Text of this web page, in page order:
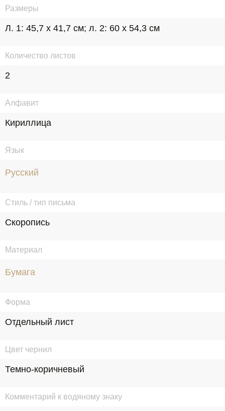
Размеры
Л. 1: 45,7 х 41,7 см; л. 2: 60 x 54,3 см
Количество листов
2
Алфавит
Кириллица
Язык
Русский
Стиль / тип письма
Скоропись
Материал
Бумага
Форма
Отдельный лист
Цвет чернил
Темно-коричневый
Комментарий к водяному знаку